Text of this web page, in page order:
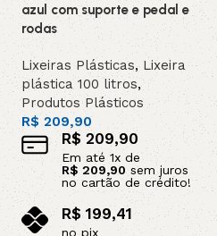
azul com suporte e pedal e
rodas
Lixeiras Plásticas, Lixeira
plástica 100 litros,
Produtos Plásticos
R$ 209,90
R$ 209,90
Em até 1x de
R$ 209,90sem juros
no cartão de crédito!
R$199,41
no pix